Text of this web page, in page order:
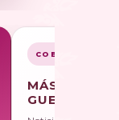
COBERTURA
MÁS SOBRE